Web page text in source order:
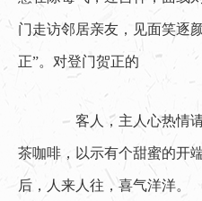
门走访邻居亲友，见面笑逐
正”。对登门贺正的
客人，主人心热情请
茶咖啡，以示有个甜蜜的开
后，人来人往，喜气洋洋。